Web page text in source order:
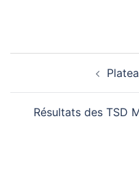
Résultats des TSD